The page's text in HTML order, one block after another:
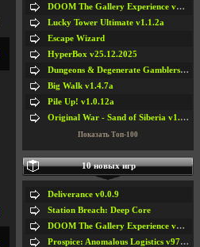
DOOM The Gallery Experience v1.4.2
Lucky Tower Ultimate v1.1.2a
Escape Wizard
HyperBox v25.12.2025
Dungeons & Degenerate Gamblers v2.0.2a
Big Walk v1.4.7a
Pile Up! v1.0.12a
Original War - Sand of Siberia v1.6.30
Показать Топ-100
10 новых игр
Deliverance v0.0.9
Station Breach: Deep Core
DOOM The Gallery Experience v1.4.2
Prospice: Anomalous Logistics v97 [Playtest]